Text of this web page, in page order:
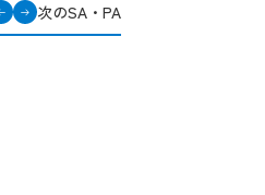
次のSA・PA